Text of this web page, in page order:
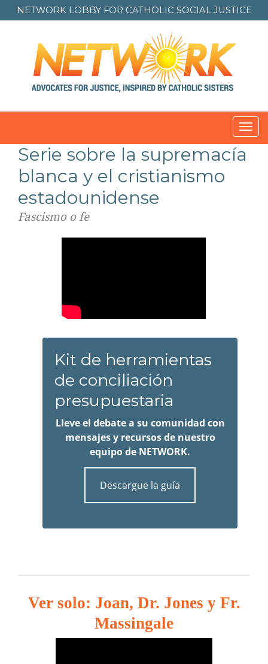
NETWORK LOBBY FOR CATHOLIC SOCIAL JUSTICE
Serie sobre la supremacía
blanca y el cristianismo
estadounidense
Fascismo o fe
Kit de herramientas
de conciliación
presupuestaria
Lleve el debate a su comunidad con
mensajes y recursos de nuestro
equipo de NETWORK.
Descargue la guía
Ver solo: Joan, Dr. Jones y Fr.
Massingale